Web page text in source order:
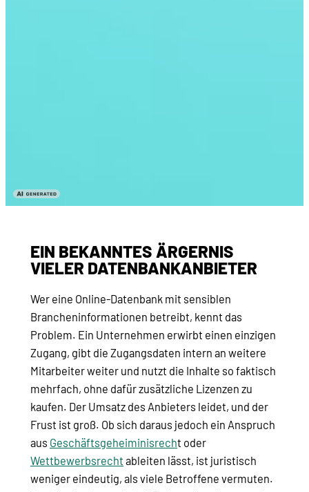
EIN BEKANNTES ÄRGERNIS
VIELER DATENBANKANBIETER
Wer eine Online-Datenbank mit sensiblen
Brancheninformationen betreibt, kennt das
Problem. Ein Unternehmen erwirbt einen einzigen
Zugang, gibt die Zugangsdaten intern an weitere
Mitarbeiter weiter und nutzt die Inhalte so faktisch
mehrfach, ohne dafür zusätzliche Lizenzen zu
kaufen. Der Umsatz des Anbieters leidet, und der
Frust ist groß. Ob sich daraus jedoch ein Anspruch
aus Geschäftsgeheiminisrecht oder
Wettbewerbsrecht ableiten lässt, ist juristisch
weniger eindeutig, als viele Betroffene vermuten.